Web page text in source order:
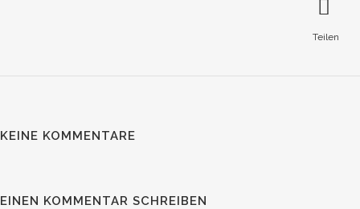
Teilen
KEINE KOMMENTARE
EINEN KOMMENTAR SCHREIBEN